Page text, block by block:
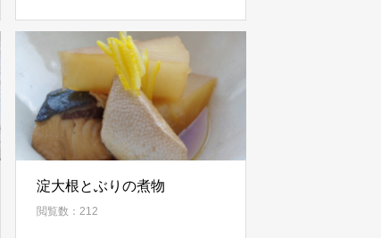
淀大根とぶりの煮物
閲覧数：212